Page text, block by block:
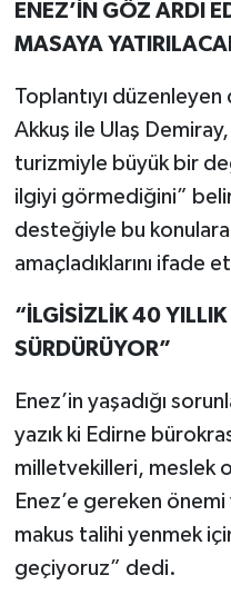
ENEZ’İN GÖZ ARDI
MASAYA
Toplantıyı
Akkuş ile Ulaş
turizmiyle büyük bir
ilgiyi görmediğini”
desteğiyle bu
amaçladıklarını ifade
“İLGİSİZLİK 40
SÜRDÜRÜYOR”
Enez’in yaşadığı
yazık ki Edirne
milletvekilleri, meslek
Enez’e gereken
makus talihi yenmek
geçiyoruz” dedi.